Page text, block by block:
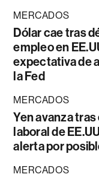
MERCADOS
Dólar cae tras
empleo en
expectativa de
la Fed
MERCADOS
Yen avanza
laboral de
alerta por
MERCADOS